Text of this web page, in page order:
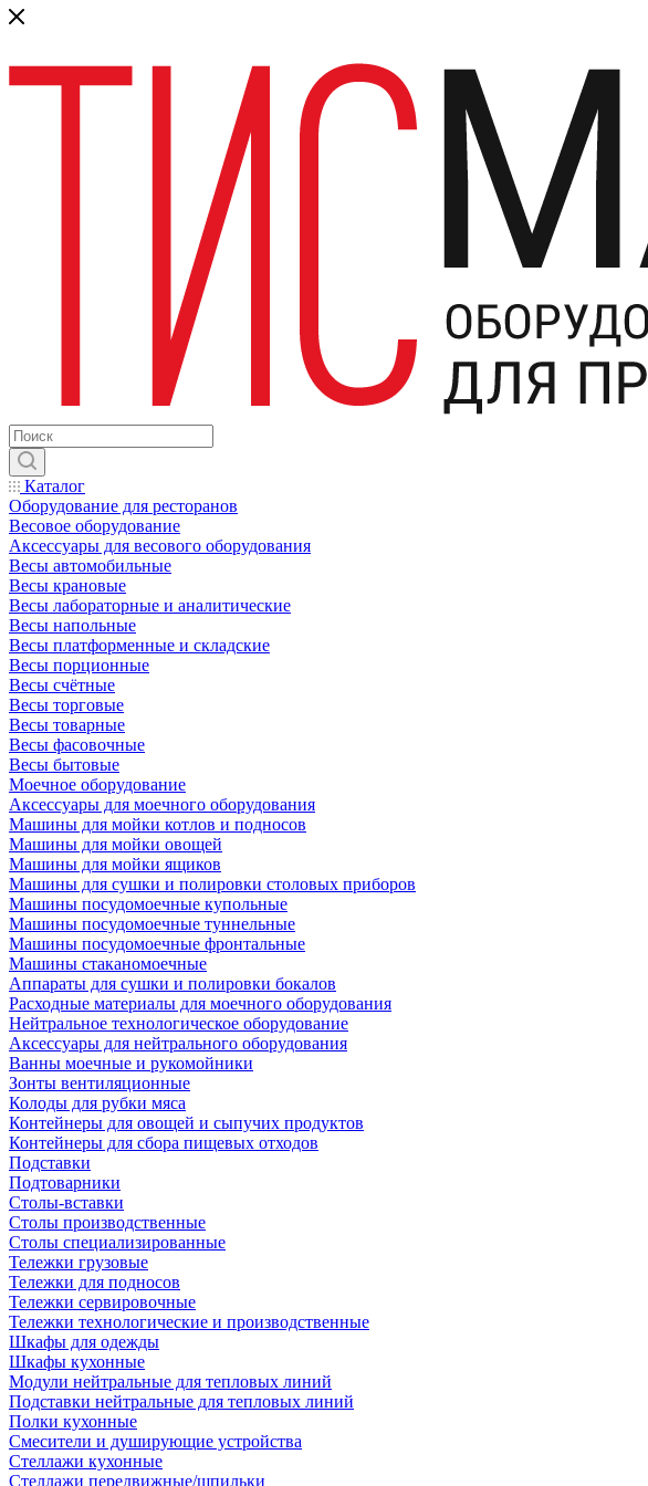
Каталог
Оборудование для ресторанов
Весовое оборудование
Аксессуары для весового оборудования
Весы автомобильные
Весы крановые
Весы лабораторные и аналитические
Весы напольные
Весы платформенные и складские
Весы порционные
Весы счётные
Весы торговые
Весы товарные
Весы фасовочные
Весы бытовые
Моечное оборудование
Аксессуары для моечного оборудования
Машины для мойки котлов и подносов
Машины для мойки овощей
Машины для мойки ящиков
Машины для сушки и полировки столовых приборов
Машины посудомоечные купольные
Машины посудомоечные туннельные
Машины посудомоечные фронтальные
Машины стаканомоечные
Аппараты для сушки и полировки бокалов
Расходные материалы для моечного оборудования
Нейтральное технологическое оборудование
Аксессуары для нейтрального оборудования
Ванны моечные и рукомойники
Зонты вентиляционные
Колоды для рубки мяса
Контейнеры для овощей и сыпучих продуктов
Контейнеры для сбора пищевых отходов
Подставки
Подтоварники
Столы-вставки
Столы производственные
Столы специализированные
Тележки грузовые
Тележки для подносов
Тележки сервировочные
Тележки технологические и производственные
Шкафы для одежды
Шкафы кухонные
Модули нейтральные для тепловых линий
Подставки нейтральные для тепловых линий
Полки кухонные
Смесители и душирующие устройства
Стеллажи кухонные
Стеллажи передвижные/шпильки